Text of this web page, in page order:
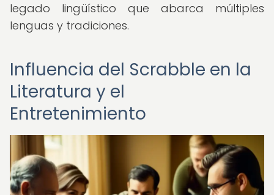
legado lingüístico que abarca múltiples
lenguas y tradiciones.
Influencia del Scrabble en la
Literatura y el
Entretenimiento